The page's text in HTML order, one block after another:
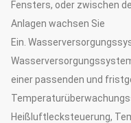
Fensters, oder zwischen
Anlagen wachsen Sie
Ein.
einer passenden und
Heißluftlecksteuerung,